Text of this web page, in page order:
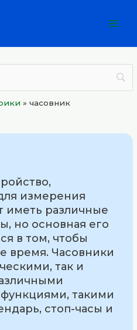
»часовник
измерения
различные
но основная его
в том, чтобы
время. Часовники
так и
такими
стоп-часы и